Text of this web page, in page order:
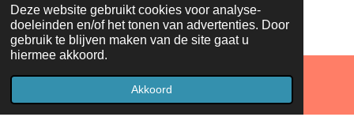
Deze website gebruikt cookies voor analyse-
doeleinden en/of het tonen van advertenties. Door
gebruik te blijven maken van de site gaat u
hiermee akkoord.
AkkoordFacebook